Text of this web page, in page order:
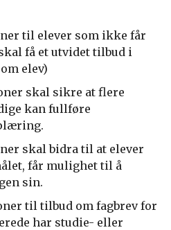
til elever som ikke får
få et utvidet tilbud i
elev)
skal sikre at flere
kan fullføre
skal bidra til at elever
får mulighet til å
sin.
til tilbud om fagbrev for
har studie- eller